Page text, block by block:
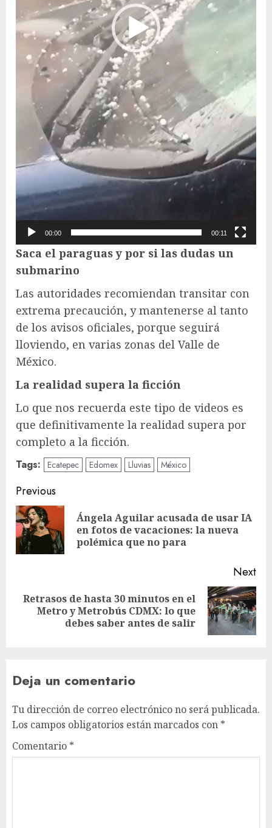
00:00 00:11
Saca el paraguas y por si las dudas un
submarino
Las autoridades recomiendan transitar con
extrema precaución, y mantenerse al tanto
de los avisos oficiales, porque seguirá
lloviendo, en varias zonas del Valle de
México.
La realidad supera la ficción
Lo que nos recuerda este tipo de videos es
que definitivamente la realidad supera por
completo a la ficción.
Tags: Ecatepec Edomex Lluvias México
Post
navigation
Previous
Ángela Aguilar acusada de usar IA
en fotos de vacaciones: la nueva
polémica que no para
Next
Next
Retrasos de hasta 30 minutos en el
Metro y Metrobús CDMX: lo que
debes saber antes de salir
Deja un comentario
Tu dirección de correo electrónico no será publicada.
Los campos obligatorios están marcados con *
Comentario *